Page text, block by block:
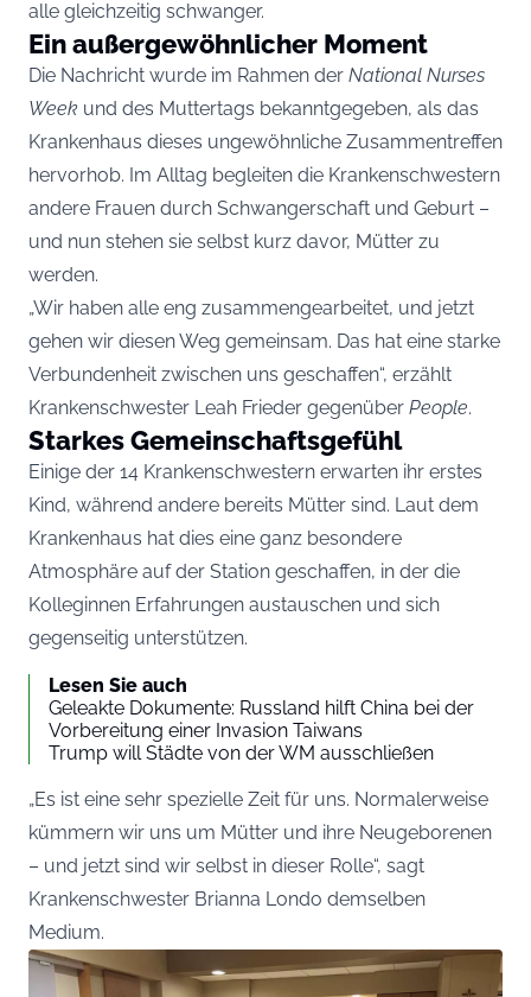
alle gleichzeitig schwanger.
Ein außergewöhnlicher Moment
Die Nachricht wurde im Rahmen der National Nurses
Week und des Muttertags bekanntgegeben, als das
Krankenhaus dieses ungewöhnliche Zusammentreffen
hervorhob. Im Alltag begleiten die Krankenschwestern
andere Frauen durch Schwangerschaft und Geburt –
und nun stehen sie selbst kurz davor, Mütter zu
werden.
„Wir haben alle eng zusammengearbeitet, und jetzt
gehen wir diesen Weg gemeinsam. Das hat eine starke
Verbundenheit zwischen uns geschaffen“, erzählt
Krankenschwester Leah Frieder gegenüber People.
Starkes Gemeinschaftsgefühl
Einige der 14 Krankenschwestern erwarten ihr erstes
Kind, während andere bereits Mütter sind. Laut dem
Krankenhaus hat dies eine ganz besondere
Atmosphäre auf der Station geschaffen, in der die
Kolleginnen Erfahrungen austauschen und sich
gegenseitig unterstützen.
Lesen Sie auch
Geleakte Dokumente: Russland hilft China bei der
Vorbereitung einer Invasion Taiwans
Trump will Städte von der WM ausschließen
„Es ist eine sehr spezielle Zeit für uns. Normalerweise
kümmern wir uns um Mütter und ihre Neugeborenen
– und jetzt sind wir selbst in dieser Rolle“, sagt
Krankenschwester Brianna Londo demselben
Medium.